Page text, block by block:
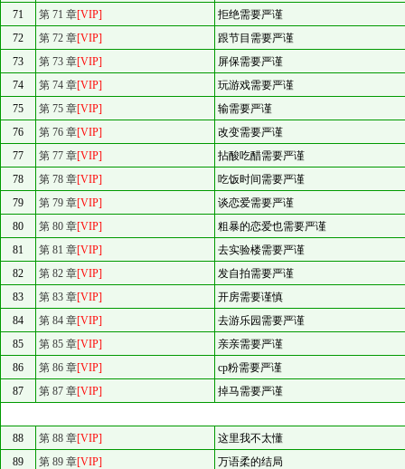
71
第 71 章[VIP]
拒绝需要严谨
72
第 72 章[VIP]
跟节目需要严谨
73
第 73 章[VIP]
屏保需要严谨
74
第 74 章[VIP]
玩游戏需要严谨
75
第 75 章[VIP]
输需要严谨
76
第 76 章[VIP]
改变需要严谨
77
第 77 章[VIP]
拈酸吃醋需要严谨
78
第 78 章[VIP]
吃饭时间需要严谨
79
第 79 章[VIP]
谈恋爱需要严谨
80
第 80 章[VIP]
粗暴的恋爱也需要严谨
81
第 81 章[VIP]
去实验楼需要严谨
82
第 82 章[VIP]
发自拍需要严谨
83
第 83 章[VIP]
开房需要谨慎
84
第 84 章[VIP]
去游乐园需要严谨
85
第 85 章[VIP]
亲亲需要严谨
86
第 86 章[VIP]
cp粉需要严谨
87
第 87 章[VIP] 掉马需要严谨
88 第 88 章[VIP]
这里我不太懂
89
第 89 章[VIP]
万语柔的结局